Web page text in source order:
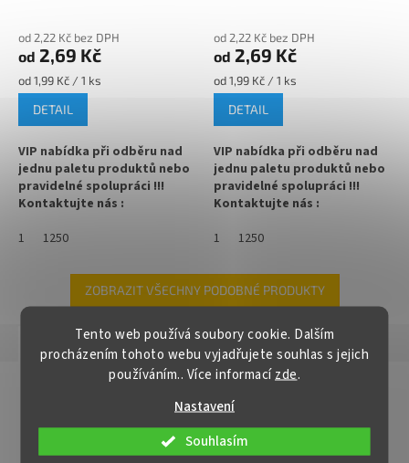
Tento web používá soubory cookie. Dalším
procházením tohoto webu vyjadřujete souhlas s jejich
používáním.. Více informacízde.
Nastavení
Souhlasím
objednejte ZDE
džemy, pomazánky
✅Paletu za výhodnější cenu
objednejte
od 2,22 Kč bez DPH
od 2,69 Kč
Měrná
cena:
od 1,99 Kč / 1 ks
DETAIL
VIP nabídka při odběru nad
jednu paletu produktů nebo
pravidelné spolupráci !!!
Kontaktujte nás :
typu Twist Off 66
✅ Šroubovací víčko pro snadné
otevření sklenice
✅ Různé varianty víček TO 66
✅ Pro výhodnější cenu kupte
celý karton
1 1250
od 2,22 Kč bez DPH
od 2,69 Kč
Měrná
cena:
od 1,99 Kč / 1 ks
DETAIL
VIP nabídka při odběru nad
jednu paletu produktů nebo
pravidelné spolupráci !!!
Kontaktujte nás :
typu Twist Off 66
✅ Šroubovací víčko pro snadné
otevření sklenice
✅ Různé varianty víček TO 66
objednejteZDE
✅ Pro výhodnější cenu kupte
celý karton
1 1250
ZOBRAZIT VŠECHNY PODOBNÉ PRODUKTY
Hodnocení
Detailní popis produktu
uzávěrem typu Twist Off v kartónovém balení